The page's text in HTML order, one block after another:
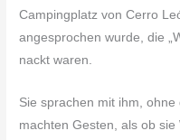
Campingplatz von Cerro
angesprochen wurde, die
nackt waren.
Sie sprachen mit ihm,
machten Gesten, als ob